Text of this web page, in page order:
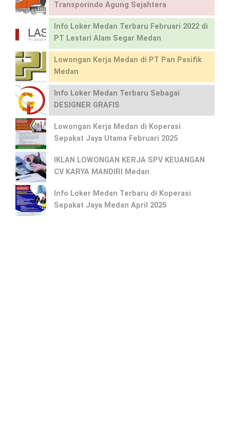
Transporindo Agung Sejahtera
Info Loker Medan Terbaru Februari 2022 di
PT Lestari Alam Segar Medan
Lowongan Kerja Medan di PT Pan Pasifik
Medan
Info Loker Medan Terbaru Sebagai
DESIGNER GRAFIS
Lowongan Kerja Medan di Koperasi
Sepakat Jaya Utama Februari 2025
IKLAN LOWONGAN KERJA SPV KEUANGAN
CV KARYA MANDIRI Medan
Info Loker Medan Terbaru di Koperasi
Sepakat Jaya Medan April 2025